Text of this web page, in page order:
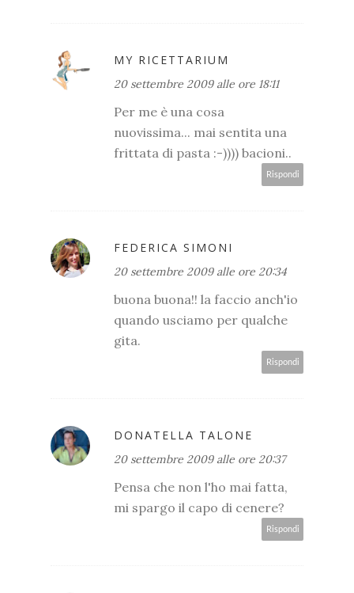
MY RICETTARIUM
20 settembre 2009 alle ore 18:11
Per me è una cosa
nuovissima... mai sentita una
frittata di pasta :-)))) bacioni..
Rispondi
FEDERICA SIMONI
20 settembre 2009 alle ore 20:34
buona buona!! la faccio anch'io
quando usciamo per qualche
gita.
Rispondi
DONATELLA TALONE
20 settembre 2009 alle ore 20:37
Pensa che non l'ho mai fatta,
mi spargo il capo di cenere?
Rispondi